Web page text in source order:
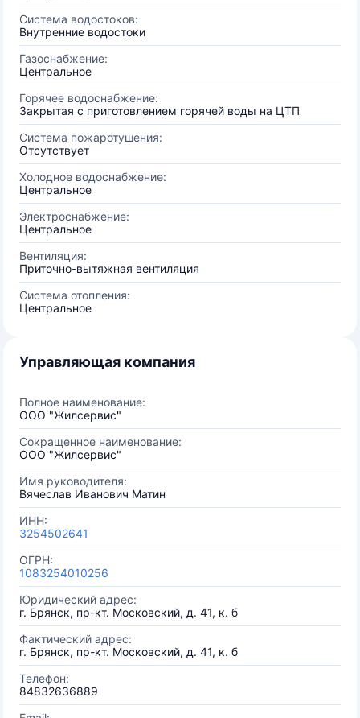
Система водостоков:
Внутренние водостоки
Газоснабжение:
Центральное
Горячее водоснабжение:
Закрытая с приготовлением горячей воды на ЦТП
Система пожаротушения:
Отсутствует
Холодное водоснабжение:
Центральное
Электроснабжение:
Центральное
Вентиляция:
Приточно-вытяжная вентиляция
Система отопления:
Центральное
Управляющая компания
Полное наименование:
ООО "Жилсервис"
Сокращенное наименование:
ООО "Жилсервис"
Имя руководителя:
Вячеслав Иванович Матин
ИНН:
3254502641
ОГРН:
1083254010256
Юридический адрес:
г. Брянск, пр-кт. Московский, д. 41, к. б
Фактический адрес:
г. Брянск, пр-кт. Московский, д. 41, к. б
Телефон:
84832636889